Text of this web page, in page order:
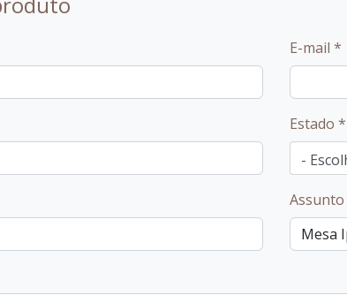
E-mail *
Estado *
Assunto